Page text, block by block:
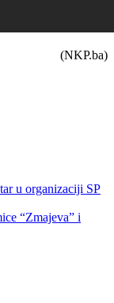
(NKP.ba)
u organizaciji SP
“Zmajeva” i